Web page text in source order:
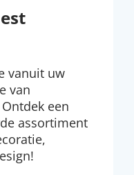
vanuit uw
van
een
assortiment